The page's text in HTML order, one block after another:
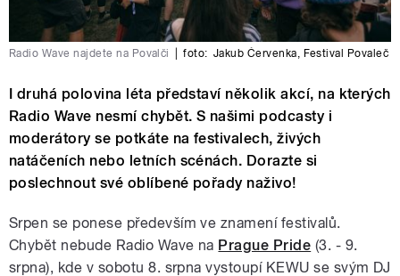
Radio Wave najdete na Povalči foto: Jakub Červenka, Festival Povaleč
I druhá polovina léta představí několik akcí, na kterých
Radio Wave nesmí chybět. S našimi podcasty i
moderátory se potkáte na festivalech, živých
natáčeních nebo letních scénách. Dorazte si
poslechnout své oblíbené pořady naživo!
Srpen se ponese především ve znamení festivalů.
Chybět nebude Radio Wave na Prague Pride (3. - 9.
srpna), kde v sobotu 8. srpna vystoupí KEWU se svým DJ